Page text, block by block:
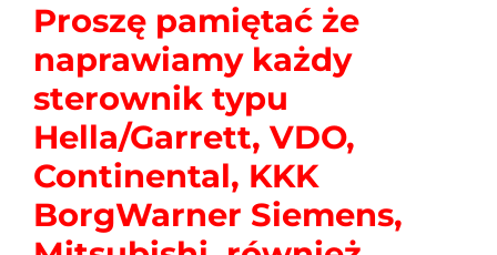
Proszę pamiętać że
naprawiamy każdy
sterownik typu
Hella/Garrett, VDO,
Continental, KKK
BorgWarner Siemens,